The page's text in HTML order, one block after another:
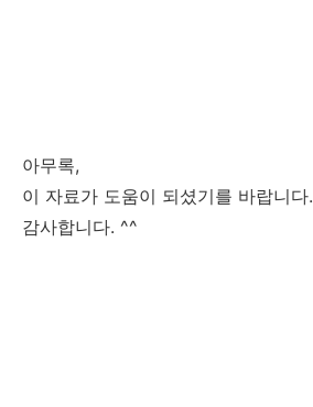
아무록,
이 자료가 도움이 되셨기를 바랍니다.
감사합니다. ^^